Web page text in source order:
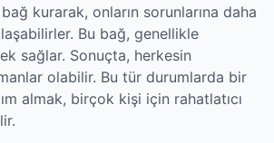
kurarak, onların sorunlarına daha
Bu bağ, genellikle
sağlar. Sonuçta, herkesin
olabilir. Bu tür durumlarda bir
almak, birçok kişi için rahatlatıcı